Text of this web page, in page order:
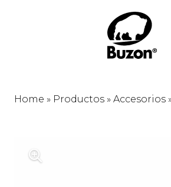
Home » Productos » Accesorios